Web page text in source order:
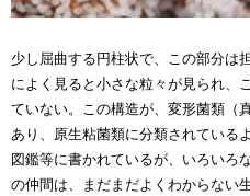
少し屈曲する円柱状で、この部分は
によく見ると小さな粒々が見られ、
ていない。この構造が、変形菌類（
あり、原生粘菌類に分類されている
図鑑等に書かれているが、いろいろ
の仲間は、まだまだよくわからない